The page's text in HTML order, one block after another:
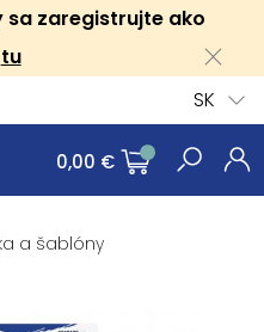
sa zaregistrujte ako
tu
SK
0,00 €
a šablóny